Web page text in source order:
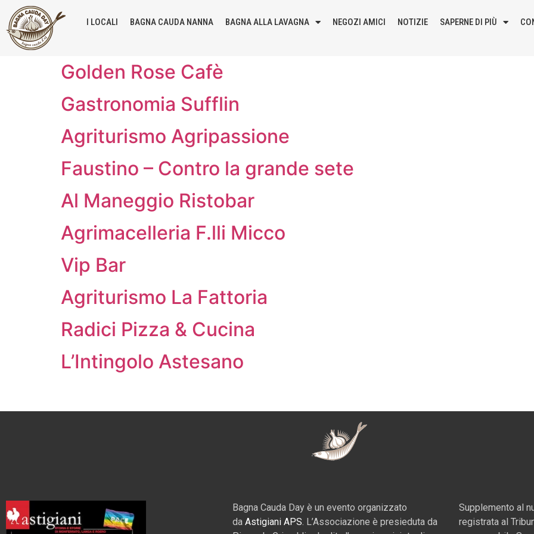
I LOCALI BAGNA CAUDA NANNA BAGNA ALLA LAVAGNA NEGOZI AMICI NOTIZIE SAPERNE DI PIÙ
Golden Rose Cafè
Gastronomia Sufflin
Agriturismo Agripassione
Faustino – Contro la grande sete
Al Maneggio Ristobar
Agrimacelleria F.lli Micco
Vip Bar
Agriturismo La Fattoria
Radici Pizza & Cucina
L’Intingolo Astesano
Bagna Cauda Day è un evento organizzato
da Astigiani APS. L’Associazione è presieduta da
Supplemento al
registrata al